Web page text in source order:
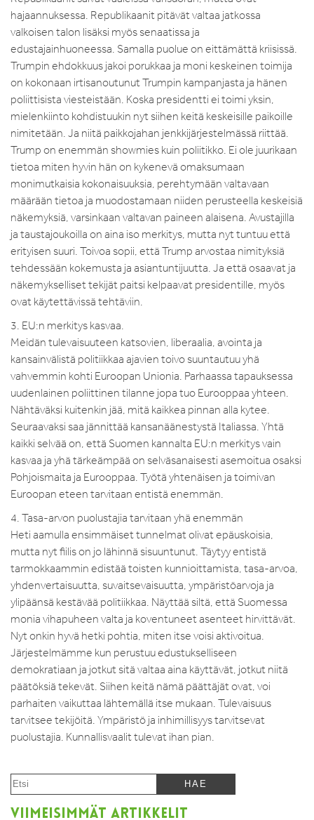
hajaannuksessa. Republikaanit pitävät valtaa jatkossa
valkoisen talon lisäksi myös senaatissa ja
edustajainhuoneessa. Samalla puolue on eittämättä kriisissä.
Trumpin ehdokkuus jakoi porukkaa ja moni keskeinen toimija
on kokonaan irtisanoutunut Trumpin kampanjasta ja hänen
poliittisista viesteistään. Koska presidentti ei toimi yksin,
mielenkiinto kohdistuukin nyt siihen keitä keskeisille paikoille
nimitetään. Ja niitä paikkojahan jenkkijärjestelmässä riittää.
Trump on enemmän showmies kuin poliitikko. Ei ole juurikaan
tietoa miten hyvin hän on kykenevä omaksumaan
monimutkaisia kokonaisuuksia, perehtymään valtavaan
määrään tietoa ja muodostamaan niiden perusteella keskeisiä
näkemyksiä, varsinkaan valtavan paineen alaisena. Avustajilla
ja taustajoukoilla on aina iso merkitys, mutta nyt tuntuu että
erityisen suuri. Toivoa sopii, että Trump arvostaa nimityksiä
tehdessään kokemusta ja asiantuntijuutta. Ja että osaavat ja
näkemykselliset tekijät paitsi kelpaavat presidentille, myös
ovat käytettävissä tehtäviin.
3. EU:n merkitys kasvaa.
Meidän tulevaisuuteen katsovien, liberaalia, avointa ja
kansainvälistä politiikkaa ajavien toivo suuntautuu yhä
vahvemmin kohti Euroopan Unionia. Parhaassa tapauksessa
uudenlainen poliittinen tilanne jopa tuo Eurooppaa yhteen.
Nähtäväksi kuitenkin jää, mitä kaikkea pinnan alla kytee.
Seuraavaksi saa jännittää kansanäänestystä Italiassa. Yhtä
kaikki selvää on, että Suomen kannalta EU:n merkitys vain
kasvaa ja yhä tärkeämpää on selväsanaisesti asemoitua osaksi
Pohjoismaita ja Eurooppaa. Työtä yhtenäisen ja toimivan
Euroopan eteen tarvitaan entistä enemmän.
4. Tasa-arvon puolustajia tarvitaan yhä enemmän
Heti aamulla ensimmäiset tunnelmat olivat epäuskoisia,
mutta nyt fiilis on jo lähinnä sisuuntunut. Täytyy entistä
tarmokkaammin edistää toisten kunnioittamista, tasa-arvoa,
yhdenvertaisuutta, suvaitsevaisuutta, ympäristöarvoja ja
ylipäänsä kestävää politiikkaa. Näyttää siltä, että Suomessa
monia vihapuheen valta ja koventuneet asenteet hirvittävät.
Nyt onkin hyvä hetki pohtia, miten itse voisi aktivoitua.
Järjestelmämme kun perustuu edustukselliseen
demokratiaan ja jotkut sitä valtaa aina käyttävät, jotkut niitä
päätöksiä tekevät. Siihen keitä nämä päättäjät ovat, voi
parhaiten vaikuttaa lähtemällä itse mukaan. Tulevaisuus
tarvitsee tekijöitä. Ympäristö ja inhimillisyys tarvitsevat
puolustajia. Kunnallisvaalit tulevat ihan pian.
VIIMEISIMMÄT ARTIKKELIT